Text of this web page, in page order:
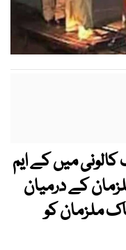
میں کے ایم
کے درمیان
ملزمان کو